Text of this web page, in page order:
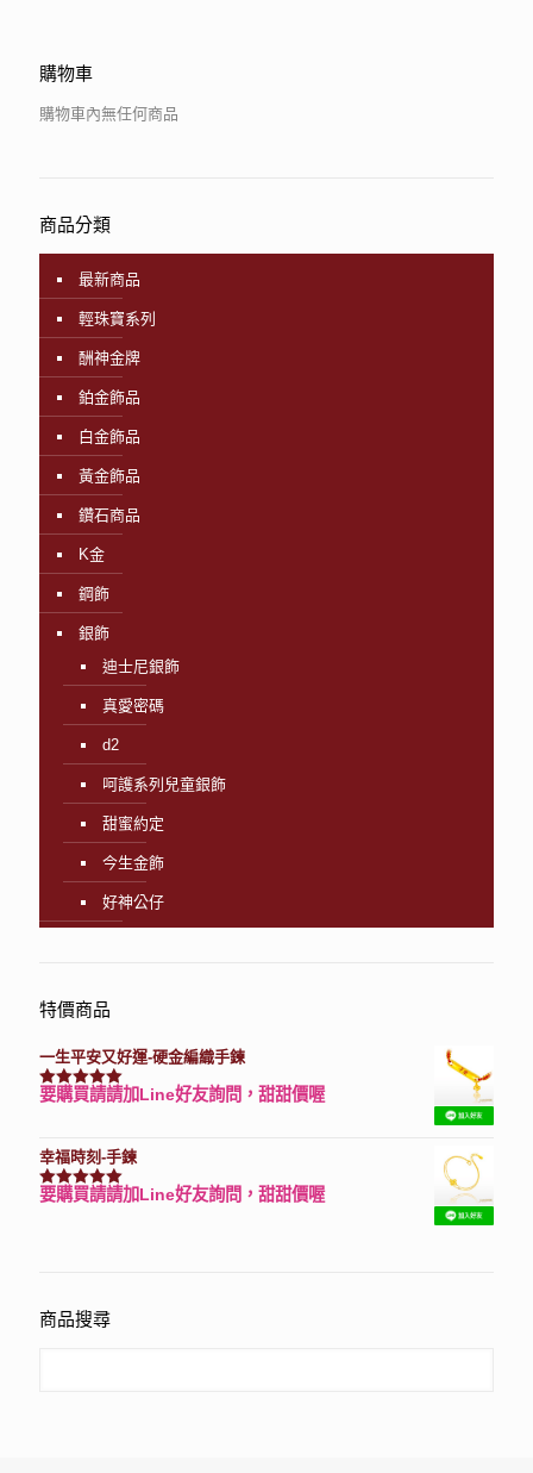
購物車
購物車內無任何商品
商品分類
最新商品
輕珠寶系列
酬神金牌
鉑金飾品
白金飾品
黃金飾品
鑽石商品
K金
鋼飾
銀飾
迪士尼銀飾
真愛密碼
d2
呵護系列兒童銀飾
甜蜜約定
今生金飾
好神公仔
特價商品
一生平安又好運-硬金編織手鍊
評分7740滿分 5
要購買請請加Line好友詢問，甜甜價喔
幸福時刻-手鍊
評分3150滿分 5
要購買請請加Line好友詢問，甜甜價喔
商品搜尋